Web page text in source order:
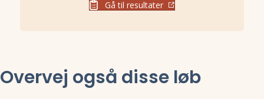
Gå til resultater
Overvej også disse løb